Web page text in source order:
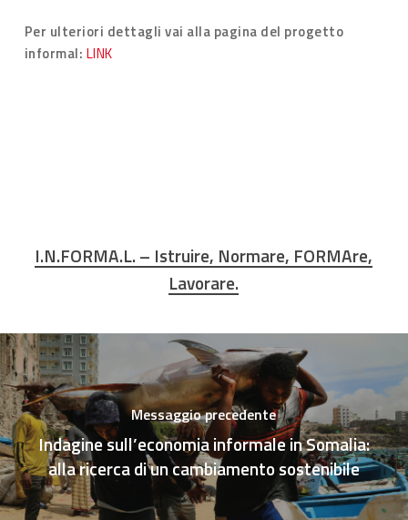
Per ulteriori dettagli vai alla pagina del progetto
informal: LINK
I.N.FORMA.L. – Istruire, Normare, FORMAre,
Lavorare.
Messaggio precedente
Indagine sull’economia informale in Somalia:
alla ricerca di un cambiamento sostenibile